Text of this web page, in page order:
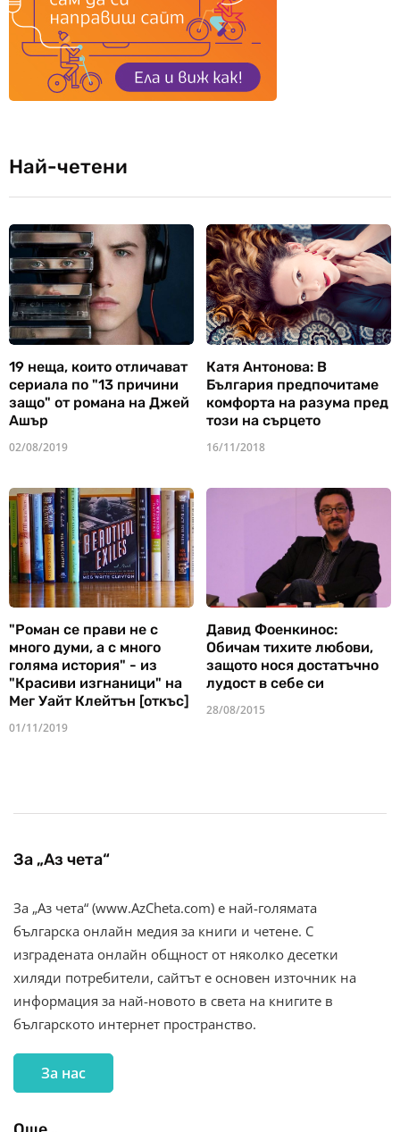
Най-четени
19 неща, които отличават
сериала по "13 причини
защо" от романа на Джей
Ашър
02/08/2019
Катя Антонова: В
България предпочитаме
комфорта на разума пред
този на сърцето
16/11/2018
"Роман се прави не с
много думи, а с много
голяма история" - из
"Красиви изгнаници" на
Мег Уайт Клейтън [откъс]
01/11/2019
Давид Фоенкинос:
Обичам тихите любови,
защото нося достатъчно
лудост в себе си
28/08/2015
За „Аз чета“
За „Аз чета“ (www.AzCheta.com) е най-голямата
българска онлайн медия за книги и четене. С
изградената онлайн общност от няколко десетки
хиляди потребители, сайтът е основен източник на
информация за най-новото в света на книгите в
българското интернет пространство.
За нас